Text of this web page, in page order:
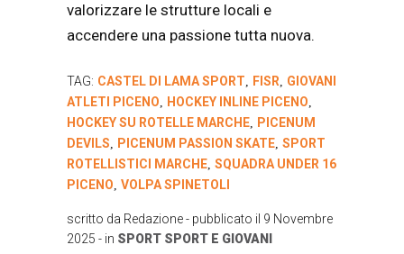
valorizzare le strutture locali e
accendere una passione tutta nuova.
TAG: CASTEL DI LAMA SPORT FISR
GIOVANI
ATLETI PICENO
HOCKEY INLINE PICENO
HOCKEY SU ROTELLE MARCHE
PICENUM
DEVILS
PICENUM PASSION SKATE SPORT
ROTELLISTICI MARCHE SQUADRA UNDER 16
PICENO VOLPA SPINETOLI
scritto da Redazione- pubblicato il 9 Novembre
2025 - in SPORT SPORT E GIOVANI